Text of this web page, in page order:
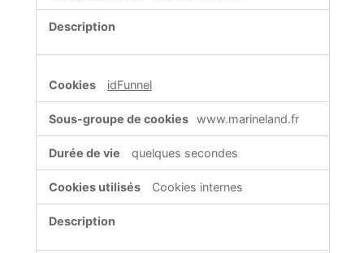
idFunnel
www.marineland.fr
quelques secondes
Cookies internes